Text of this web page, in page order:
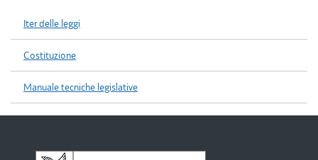
Iter delle leggi
Costituzione
Manuale tecniche legislative